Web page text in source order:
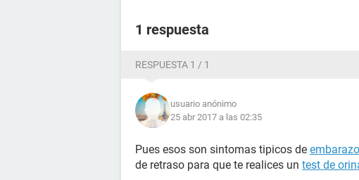
1 respuesta
RESPUESTA 1 / 1
usuario anónimo
25 abr 2017 a las 02:35
Pues esos son sintomas tipicos de embarazo
de retraso para que te realices un test de